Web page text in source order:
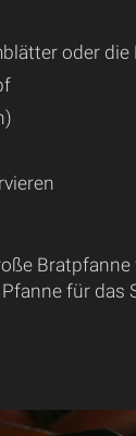
oder die
Bratpfanne
für das